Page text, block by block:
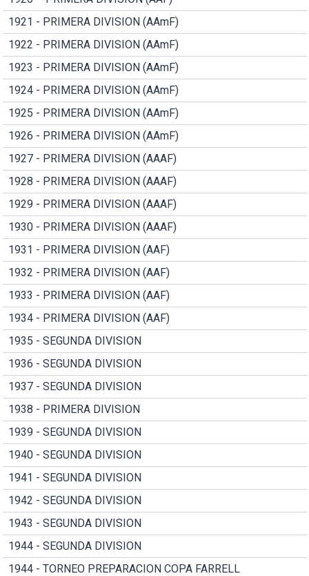
1921 - PRIMERA DIVISION (AAmF)
1922 - PRIMERA DIVISION (AAmF)
1923 - PRIMERA DIVISION (AAmF)
1924 - PRIMERA DIVISION (AAmF)
1925 - PRIMERA DIVISION (AAmF)
1926 - PRIMERA DIVISION (AAmF)
1927 - PRIMERA DIVISION (AAAF)
1928 - PRIMERA DIVISION (AAAF)
1929 - PRIMERA DIVISION (AAAF)
1930 - PRIMERA DIVISION (AAAF)
1931 - PRIMERA DIVISION (AAF)
1932 - PRIMERA DIVISION (AAF)
1933 - PRIMERA DIVISION (AAF)
1934 - PRIMERA DIVISION (AAF)
1935 - SEGUNDA DIVISION
1936 - SEGUNDA DIVISION
1937 - SEGUNDA DIVISION
1938 - PRIMERA DIVISION
1939 - SEGUNDA DIVISION
1940 - SEGUNDA DIVISION
1941 - SEGUNDA DIVISION
1942 - SEGUNDA DIVISION
1943 - SEGUNDA DIVISION
1944 - SEGUNDA DIVISION
1944 - TORNEO PREPARACION COPA FARRELL